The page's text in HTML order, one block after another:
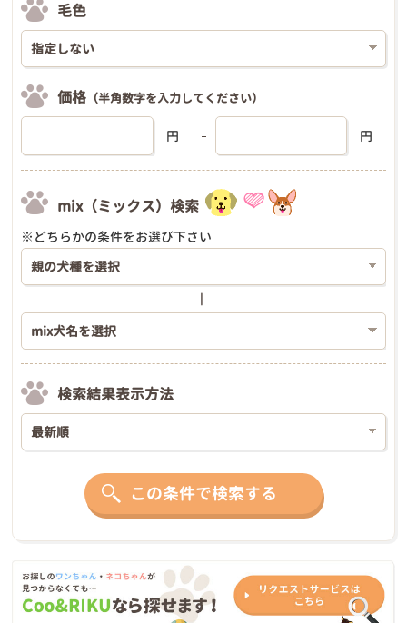
毛色
価格 （半角数字を入力してください）
円 円
mix（ミックス）検索
※どちらかの条件をお選び下さい
検索結果表示方法
この条件で検索する